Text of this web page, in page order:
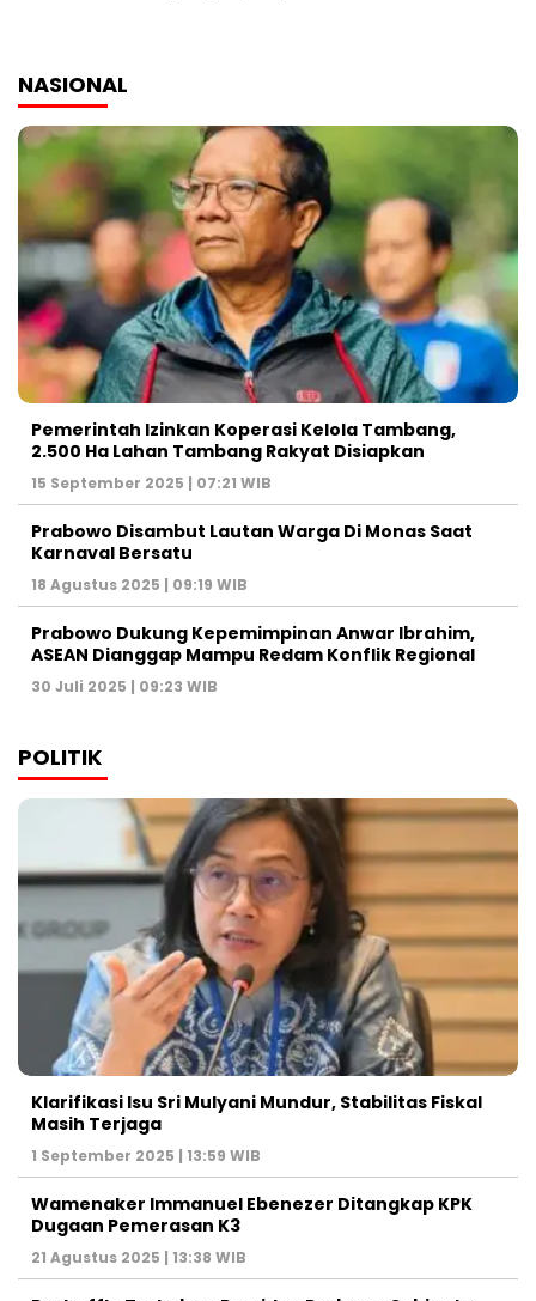
NASIONAL
Pemerintah Izinkan Koperasi Kelola Tambang,
2.500 Ha Lahan Tambang Rakyat Disiapkan
15 September 2025 | 07:21 WIB
Prabowo Disambut Lautan Warga Di Monas Saat
Karnaval Bersatu
18 Agustus 2025 | 09:19 WIB
Prabowo Dukung Kepemimpinan Anwar Ibrahim,
ASEAN Dianggap Mampu Redam Konflik Regional
30 Juli 2025 | 09:23 WIB
POLITIK
Klarifikasi Isu Sri Mulyani Mundur, Stabilitas Fiskal
Masih Terjaga
1 September 2025 | 13:59 WIB
Wamenaker Immanuel Ebenezer Ditangkap KPK
Dugaan Pemerasan K3
21 Agustus 2025 | 13:38 WIB